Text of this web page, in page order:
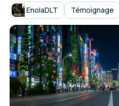
EnolaDLT Témoignage